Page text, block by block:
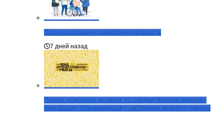
Диспансеризация серебряного возраста
7 дней назад
Проект «Ожившая история: по следам Миклухо-Маклая»
приглашает познакомиться с наследием великого ученого